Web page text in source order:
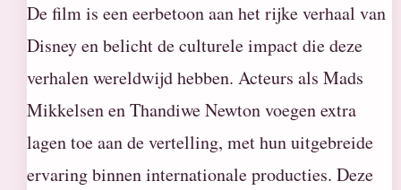
De film is een eerbetoon aan het rijke verhaal van
Disney en belicht de culturele impact die deze
verhalen wereldwijd hebben. Acteurs als Mads
Mikkelsen en Thandiwe Newton voegen extra
lagen toe aan de vertelling, met hun uitgebreide
ervaring binnen internationale producties. Deze